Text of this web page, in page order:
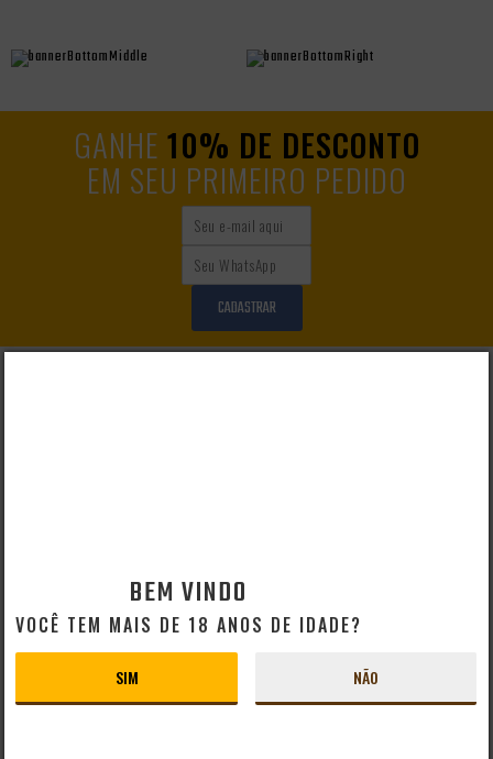
GANHE 10% DE DESCONTO
EM SEU PRIMEIRO PEDIDO
CADASTRAR
CERVEJAS POR PAÍS
Cervejas Artesanais Brasileiras
Cervejas Importadas Alemãs
BEM VINDO
VOCÊ TEM MAIS DE 18 ANOS DE IDADE?
SIM NÃO